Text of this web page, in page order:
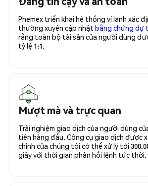
Phemex triển khai hệ thống ví lạnh xác
thường xuyên cập nhật bằng chứng dự
rằng toàn bộ tài sản của người dùng
tỷ lệ 1:1.
Mượt mà và trực quan
Trải nghiệm giao dịch của người dùng
tiên hàng đầu. Công cụ giao dịch được
chỉnh của chúng tôi có thể xử lý tới
giây với thời gian phản hồi lệnh tức thời.